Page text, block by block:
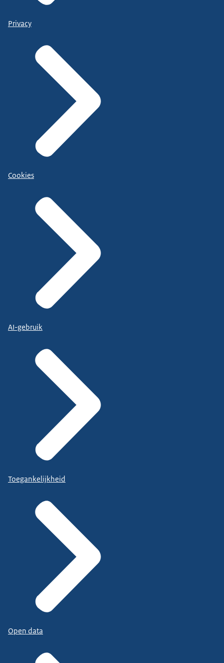
Privacy
Cookies
AI-gebruik
Toegankelijkheid
Open data